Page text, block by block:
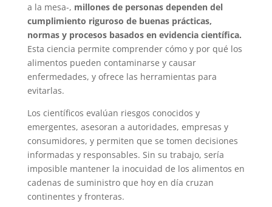
a la mesa-, millones de personas dependen del
cumplimiento riguroso de buenas prácticas,
normas y procesos basados en evidencia científica.
Esta ciencia permite comprender cómo y por qué los
alimentos pueden contaminarse y causar
enfermedades, y ofrece las herramientas para
evitarlas.
Los científicos evalúan riesgos conocidos y
emergentes, asesoran a autoridades, empresas y
consumidores, y permiten que se tomen decisiones
informadas y responsables. Sin su trabajo, sería
imposible mantener la inocuidad de los alimentos en
cadenas de suministro que hoy en día cruzan
continentes y fronteras.